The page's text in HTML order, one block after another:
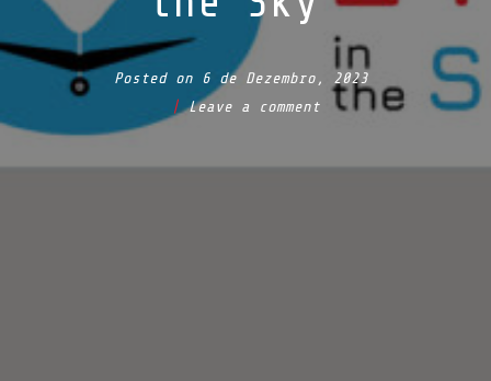
Posted on
6 de Dezembro, 2023
Leave a comment